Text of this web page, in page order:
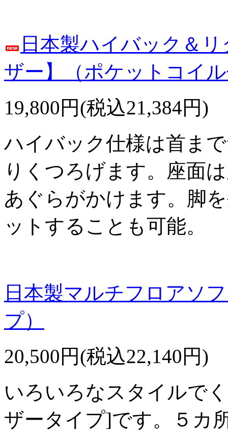
日本製ハイバック＆
ザー】（ポケットコイ
19,800円(税込21,384円)
ハイバック仕様は首ま
りくつろげます。座面
あぐらがかけます。脚
ットすることも可能。
日本製マルチフロアソ
プ）
20,500円(税込22,140円)
いろいろなスタイルで
ザータイプ]です。５カ